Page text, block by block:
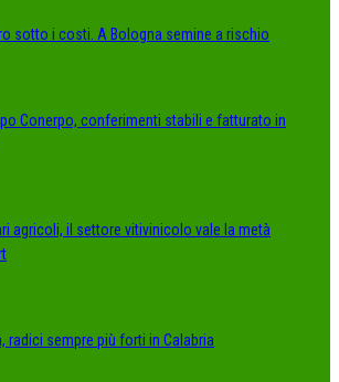
sotto i costi. A Bologna semine a rischio
Conerpo, conferimenti stabili e fatturato in
agricoli, il settore vitivinicolo vale la metà
radici sempre più forti in Calabria